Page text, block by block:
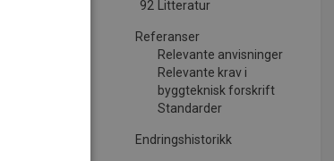
92 Litteratur
Referanser
Relevante anvisninger
Relevante krav i
byggteknisk forskrift
Standarder
Endringshistorikk